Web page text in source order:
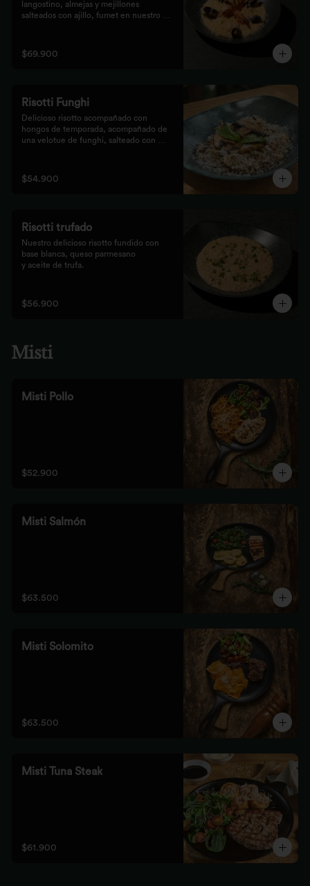
langostino, almejas y mejillones
salteados con ajillo, fumet en nuestro
$69.900
Risotti Funghi
Delicioso risotto acompañado con
hongos de temporada, acompañado de
una velotue de funghi, salteado con
$54.900
Risotti trufado
Nuestro delicioso risotto fundido con
base blanca, queso parmesano
y aceite de trufa.
$56.900
Misti
Misti Pollo
$52.900
Misti Salmón
$63.500
Misti Solomito
$63.500
Misti Tuna Steak
$61.900